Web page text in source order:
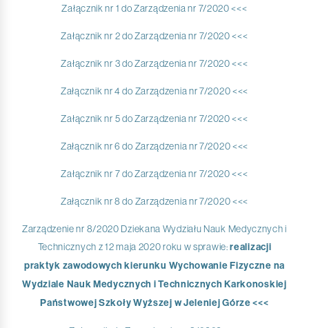
Załącznik nr 1 do Zarządzenia nr 7/2020 <<<
Załącznik nr 2 do Zarządzenia nr 7/2020 <<<
Załącznik nr 3 do Zarządzenia nr 7/2020 <<<
Załącznik nr 4 do Zarządzenia nr 7/2020 <<<
Załącznik nr 5 do Zarządzenia nr 7/2020 <<<
Załącznik nr 6 do Zarządzenia nr 7/2020 <<<
Załącznik nr 7 do Zarządzenia nr 7/2020 <<<
Załącznik nr 8 do Zarządzenia nr 7/2020 <<<
Zarządzenie nr 8/2020 Dziekana Wydziału Nauk Medycznych i
Technicznych z 12 maja 2020 roku w sprawie: realizacji
praktyk zawodowych kierunku Wychowanie Fizyczne na
Wydziale Nauk Medycznych i Technicznych Karkonoskiej
Państwowej Szkoły Wyższej w Jeleniej Górze <<<